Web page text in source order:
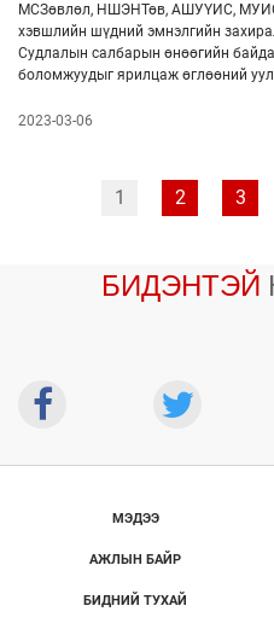
МСЗөвлөл, НШЭНТөв, АШУҮИС,
хэвшлийн шүдний эмнэлгийн захирал,
Судлалын салбарын өнөөгийн
боломжуудыг ярилцаж өглөөний
2023-03-06
1 2 3
БИДЭНТЭЙ
МЭДЭЭ
АЖЛЫН БАЙР
БИДНИЙ ТУХАЙ